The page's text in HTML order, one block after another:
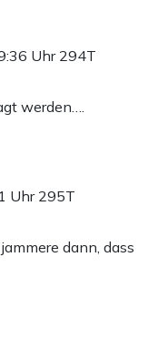
Uhr 294T
werden….
Uhr 295T
dann, dass